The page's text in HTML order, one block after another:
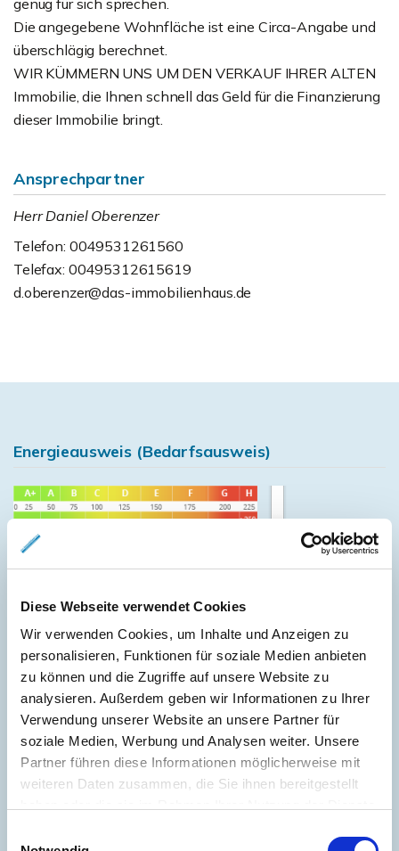
Diese Webseite verwendet Cookies
Wir verwenden Cookies, um Inhalte und Anzeigen zu
personalisieren, Funktionen für soziale Medien anbieten
zu können und die Zugriffe auf unsere Website zu
analysieren. Außerdem geben wir Informationen zu Ihrer
Verwendung unserer Website an unsere Partner für
soziale Medien, Werbung und Analysen weiter. Unsere
Partner führen diese Informationen möglicherweise mit
weiteren Daten zusammen, die Sie ihnen bereitgestellt
genug für sich sprechen.
Die angegebene Wohnfläche ist eine Circa-Angabe und
überschlägig berechnet.
WIR KÜMMERN UNS UM DEN VERKAUF IHRER ALTEN
Immobilie, die Ihnen schnell das Geld für die Finanzierung
dieser Immobilie bringt.
Ansprechpartner
Herr Daniel Oberenzer
Telefon: 0049531261560
Telefax: 00495312615619
d.oberenzer@das-immobilienhaus.de
Energieausweis (Bedarfsausweis)
Endenergiebedarf
Weitere Informationen
Wesentlicher Energieträger
GAS
Energieausweis gültig bis
2028-08-02
Energieausweis Jahrgang
ab dem 1.5.2014